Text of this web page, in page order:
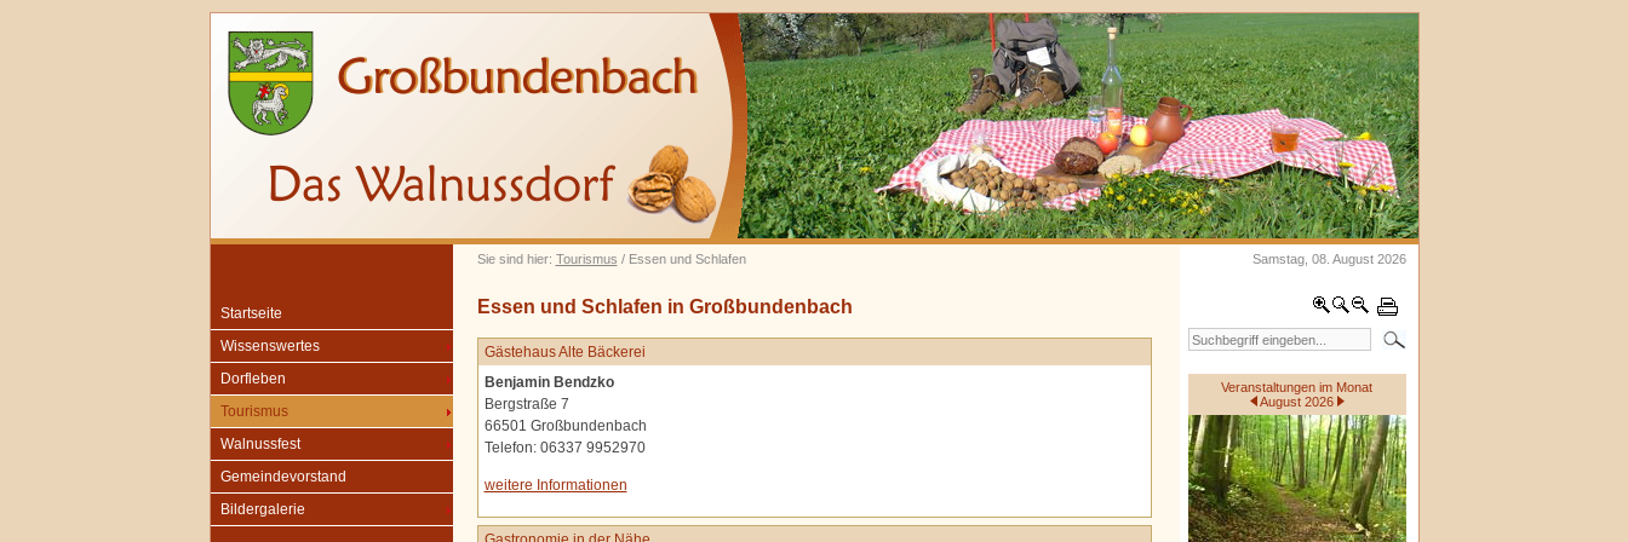
Sie sind hier: Tourismus / Essen und Schlafen Samstag, 08. August 2026
Startseite
Wissenswertes
Dorfleben
Tourismus
Walnussfest
Gemeindevorstand
Bildergalerie
Veranstaltungen im Monat
August 2026
Essen und Schlafen in Großbundenbach
Gästehaus Alte Bäckerei
Benjamin Bendzko
Bergstraße 7
66501 Großbundenbach
Telefon: 06337 9952970
weitere Informationen